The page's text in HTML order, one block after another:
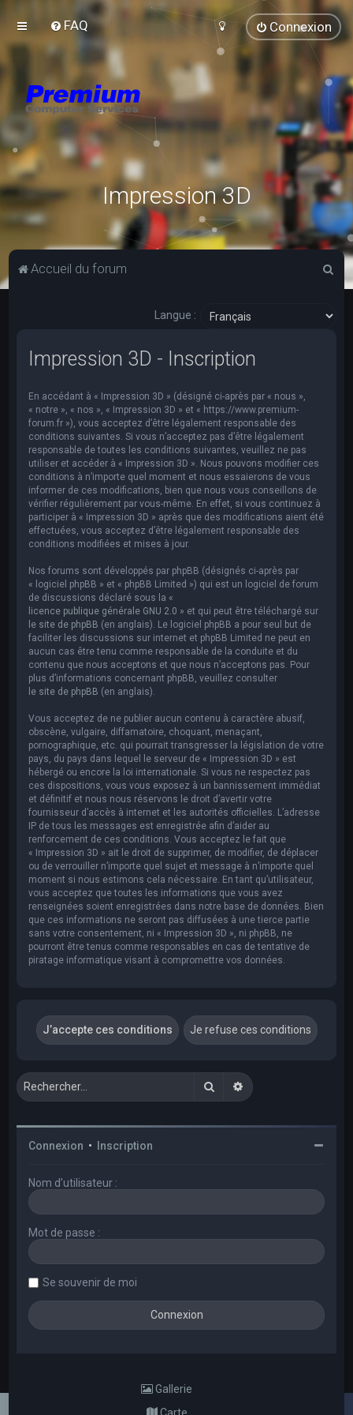
FAQ Connexion
Impression 3D
Accueil du forum
Langue :
Impression 3D - Inscription
En accédant à « Impression 3D » (désigné ci-après par « nous »,
« notre », « nos », « Impression 3D » et « https://www.premium-
forum.fr »), vous acceptez d’être légalement responsable des
conditions suivantes. Si vous n’acceptez pas d’être légalement
responsable de toutes les conditions suivantes, veuillez ne pas
utiliser et accéder à « Impression 3D ». Nous pouvons modifier ces
conditions à n’importe quel moment et nous essaierons de vous
informer de ces modifications, bien que nous vous conseillons de
vérifier régulièrement par vous-même. En effet, si vous continuez à
participer à « Impression 3D » après que des modifications aient été
effectuées, vous acceptez d’être légalement responsable des
conditions modifiées et mises à jour.
Nos forums sont développés par phpBB (désignés ci-après par
« logiciel phpBB » et « phpBB Limited ») qui est un logiciel de forum
de discussions déclaré sous la «
licence publique générale GNU 2.0 » et qui peut être téléchargé sur
le site de phpBB (en anglais). Le logiciel phpBB a pour seul but de
faciliter les discussions sur internet et phpBB Limited ne peut en
aucun cas être tenu comme responsable de la conduite et du
contenu que nous acceptons et que nous n’acceptons pas. Pour
plus d’informations concernant phpBB, veuillez consulter
le site de phpBB (en anglais).
Vous acceptez de ne publier aucun contenu à caractère abusif,
obscène, vulgaire, diffamatoire, choquant, menaçant,
pornographique, etc. qui pourrait transgresser la législation de votre
pays, du pays dans lequel le serveur de « Impression 3D » est
hébergé ou encore la loi internationale. Si vous ne respectez pas
ces dispositions, vous vous exposez à un bannissement immédiat
et définitif et nous nous réservons le droit d’avertir votre
fournisseur d’accès à internet et les autorités officielles. L’adresse
IP de tous les messages est enregistrée afin d’aider au
renforcement de ces conditions. Vous acceptez le fait que
« Impression 3D » ait le droit de supprimer, de modifier, de déplacer
ou de verrouiller n’importe quel sujet et message à n’importe quel
moment si nous estimons cela nécessaire. En tant qu’utilisateur,
vous acceptez que toutes les informations que vous avez
renseignées soient enregistrées dans notre base de données. Bien
que ces informations ne seront pas diffusées à une tierce partie
sans votre consentement, ni « Impression 3D », ni phpBB, ne
pourront être tenus comme responsables en cas de tentative de
piratage informatique visant à compromettre vos données.
RechercherRecherche avancée
Connexion • Inscription
Nom d’utilisateur :
Mot de passe :
Se souvenir de moi
Gallerie
Carte